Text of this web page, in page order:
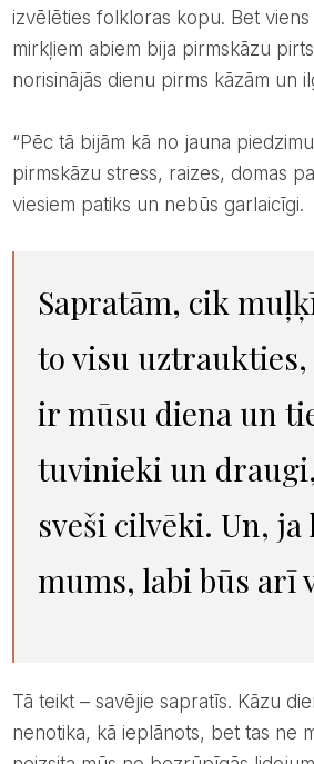
izvēlēties folkloras kopu. Bet
mirkļiem abiem bija pirmskāzu
norisinājās dienu pirms kāzām un
“Pēc tā bijām kā no jauna piedzimuši, bija pazudis viss
pirmskāzu stress, raizes, domas
viesiem patiks un nebūs garlaicīgi.
Sapratām, cik muļķīgi ir par
to visu uztraukties,
ir mūsu diena un
tuvinieki un
sveši cilvēki. Un, ja
mums, labi būs arī
Tā teikt – savējie sapratīs. Kāzu dienā daudz kas
nenotika, kā ieplānots, bet tas ne